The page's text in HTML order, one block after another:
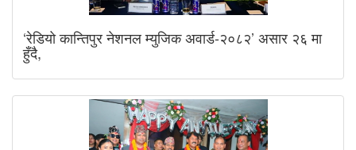
‘रेडियो कान्तिपुर नेशनल म्युजिक अवार्ड-२०८२’ असार २६ मा
हुँदै,